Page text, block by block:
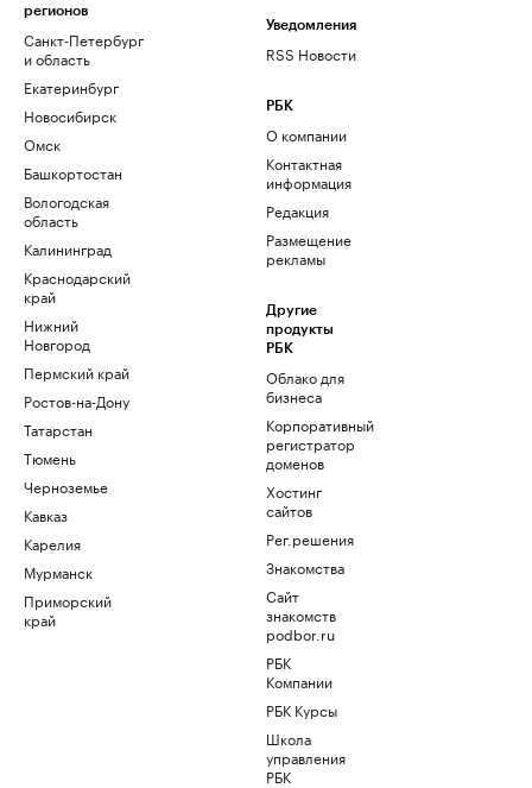
регионов
Санкт-Петербург
и область
Екатеринбург
Новосибирск
Омск
Башкортостан
Вологодская
область
Калининград
Краснодарский
край
Нижний
Новгород
Пермский край
Ростов-на-Дону
Татарстан
Тюмень
Черноземье
Кавказ
Карелия
Мурманск
Приморский
край
Уведомления
RSS Новости
РБК
О компании
Контактная
информация
Редакция
Размещение
рекламы
Другие
продукты
РБК
Облако для
бизнеса
Корпоративный
регистратор
доменов
Хостинг
сайтов
Рег.решения
Знакомства
Сайт
знакомств
podbor.ru
РБК
Компании
РБК Курсы
Школа
управления
РБК